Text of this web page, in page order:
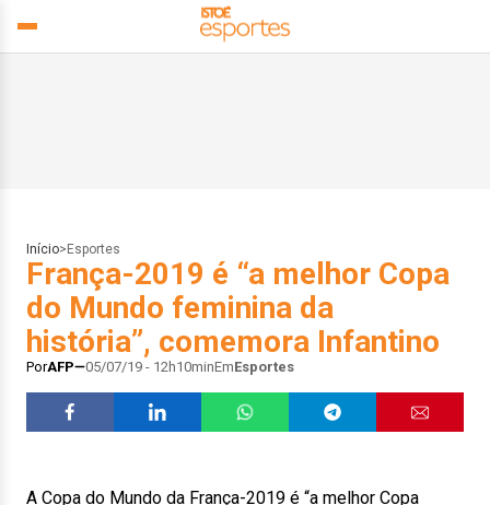
Início> Esportes
França-2019 é “a melhor Copa
do Mundo feminina da
história”, comemora Infantino
PorAFP 05/07/19 - 12h10minEmEsportes
A Copa do Mundo da França-2019 é “a melhor Copa